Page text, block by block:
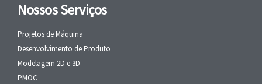
Nossos Serviços
Projetos de Máquina
Desenvolvimento de Produto
Modelagem 2D e 3D
PMOC